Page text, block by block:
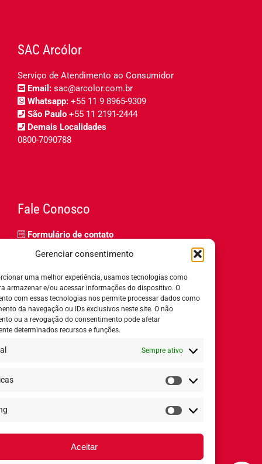
Gerenciar consentimento
uma melhor experiência, usamos tecnologias como
armazenar e/ou acessar informações do dispositivo. O
com essas tecnologias nos permite processar dados como
da navegação ou IDs exclusivos neste site. O não
ou a revogação do consentimento pode afetar
determinados recursos e funções.
Sempre ativo
Estatísticas
Marketing
Aceitar
SAC Arcólor
Serviço de Atendimento ao Consumidor
Email: sac@arcolor.com.br
Whatsapp: +55 11 9 8965-9309
São Paulo +55 11 2191-2444
Demais Localidades
0800-7090788
Fale Conosco
Formulário de contato
Relatório de igualdade salarial
Horário de Atendimento:
8h ás 18h